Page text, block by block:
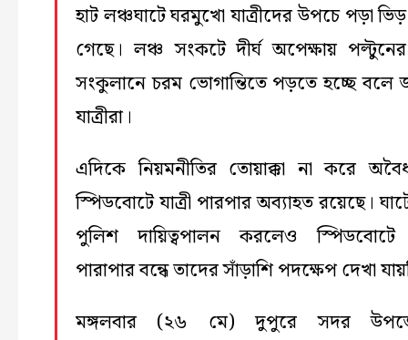
হাট লঞ্চঘাটে ঘরমুখো যাত্রীদের উপচে পড়া
গেছে। লঞ্চ সংকটে দীর্ঘ অপেক্ষায় পল্টুনের
সংকুলানে চরম ভোগান্তিতে পড়তে হচ্ছে বলে
যাত্রীরা।
এদিকে নিয়মনীতির তোয়াক্কা না করে
স্পিডবোটে যাত্রী পারপার অব্যাহত রয়েছে।
পুলিশ দায়িত্বপালন করলেও স্পিডবোটে
পারাপার বন্ধে তাদের সাঁড়াশি পদক্ষেপ দেখা
মঙ্গলবার (২৬ মে) দুপুরে সদর